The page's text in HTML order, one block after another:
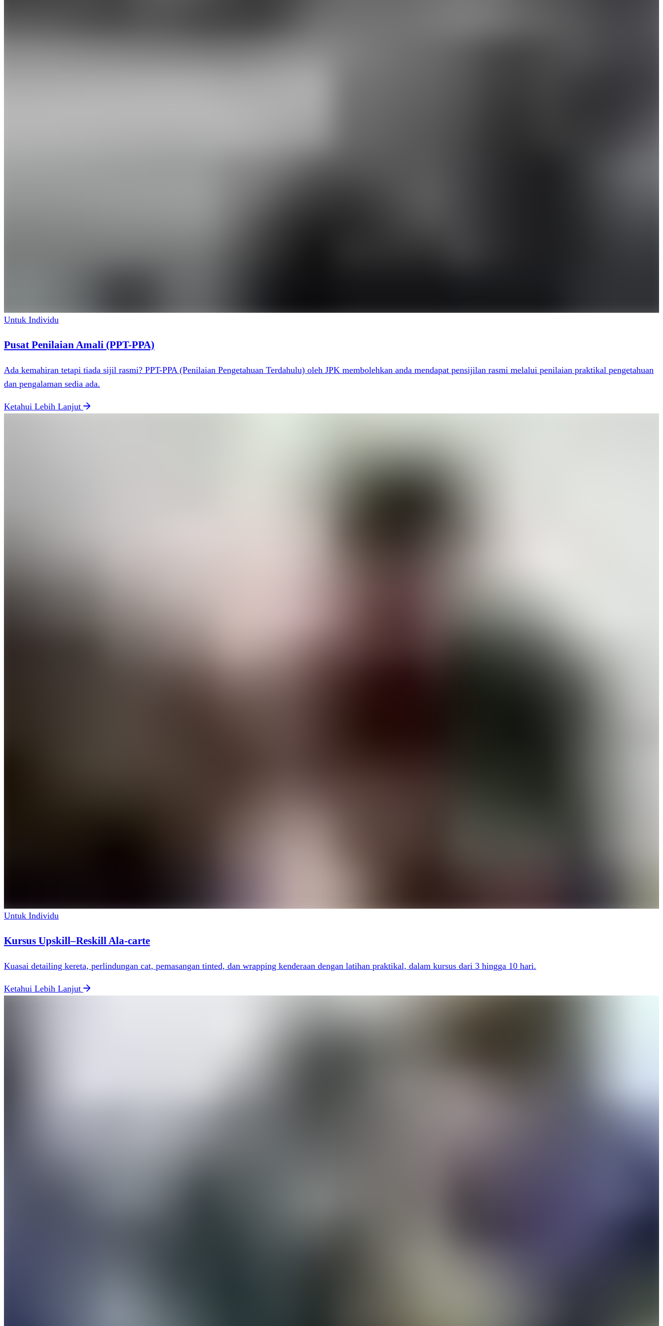
Untuk Individu
Pusat Penilaian Amali (PPT-PPA)
Ada kemahiran tetapi tiada sijil rasmi? PPT-PPA (Penilaian Pengetahuan Terdahulu) oleh JPK membolehkan anda mendapat pensijilan rasmi melalui penilaian praktikal pengetahuan
dan pengalaman sedia ada.
Ketahui Lebih Lanjut
Untuk Individu
Kursus Upskill–Reskill Ala-carte
Kuasai detailing kereta, perlindungan cat, pemasangan tinted, dan wrapping kenderaan dengan latihan praktikal, dalam kursus dari 3 hingga 10 hari.
Ketahui Lebih Lanjut